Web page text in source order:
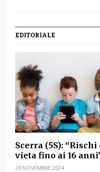
EDITORIALE
Scerra (5S):
vieta fino ai 16
28 NOVEMBRE 2024